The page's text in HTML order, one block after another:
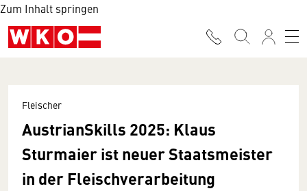
Zum Inhalt springen
Fleischer
AustrianSkills 2025: Klaus
Sturmaier ist neuer Staatsmeister
in der Fleischverarbeitung